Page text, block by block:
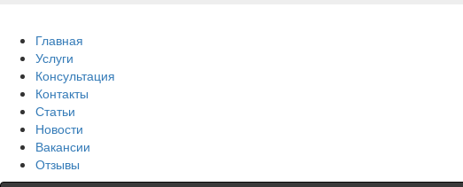
Главная
Услуги
Консультация
Контакты
Статьи
Новости
Вакансии
Отзывы